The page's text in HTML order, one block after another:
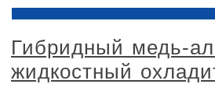
Гибридный медь-
жидкостный